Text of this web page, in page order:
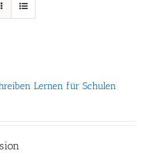
Lernen für Schulen